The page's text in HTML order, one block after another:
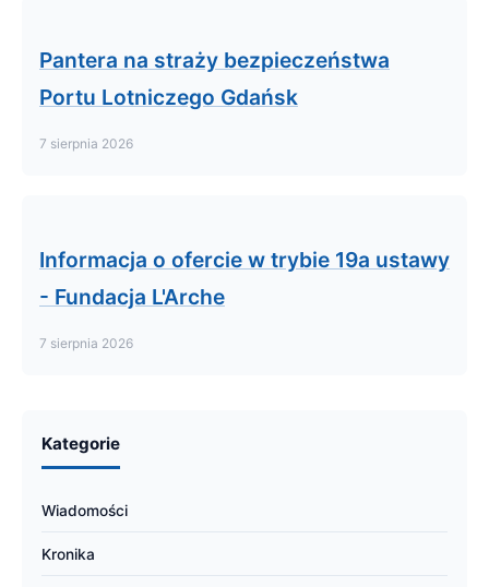
Pantera na straży bezpieczeństwa
Portu Lotniczego Gdańsk
7 sierpnia 2026
Informacja o ofercie w trybie 19a ustawy
- Fundacja L'Arche
7 sierpnia 2026
Kategorie
Wiadomości
Kronika